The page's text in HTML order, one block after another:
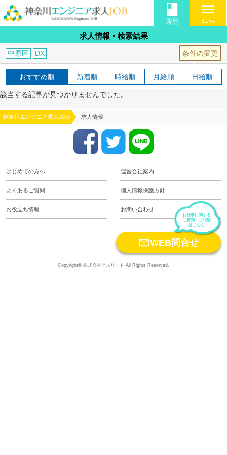
book
履歴
menu
ﾒﾆｭｰ
求人情報・検索結果
条件の変更
中原区 DX
おすすめ順 新着順 時給順 月給順 日給順
該当する記事が見つかりませんでした。
神奈川エンジニア求人JOB 求人情報
はじめての方へ 運営会社案内
よくあるご質問 個人情報保護方針
お役立ち情報 お問い合わせ
お仕事に関する
ご質問・ご相談
はこちら
WEB問合せ
Copyright© 株式会社アスリート All Rights Reserved.